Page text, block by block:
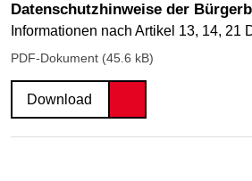
Datenschutzhinweise der
Informationen nach Artikel 13, 14, 21
PDF-Dokument (45.6 kB)
Download